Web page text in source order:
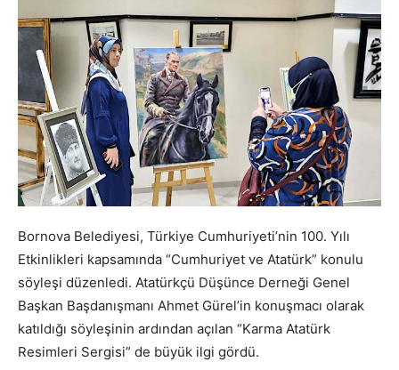
Bornova Belediyesi, Türkiye Cumhuriyeti’nin 100. Yılı
Etkinlikleri kapsamında “Cumhuriyet ve Atatürk” konulu
söyleşi düzenledi. Atatürkçü Düşünce Derneği Genel
Başkan Başdanışmanı Ahmet Gürel’in konuşmacı olarak
katıldığı söyleşinin ardından açılan “Karma Atatürk
Resimleri Sergisi” de büyük ilgi gördü.